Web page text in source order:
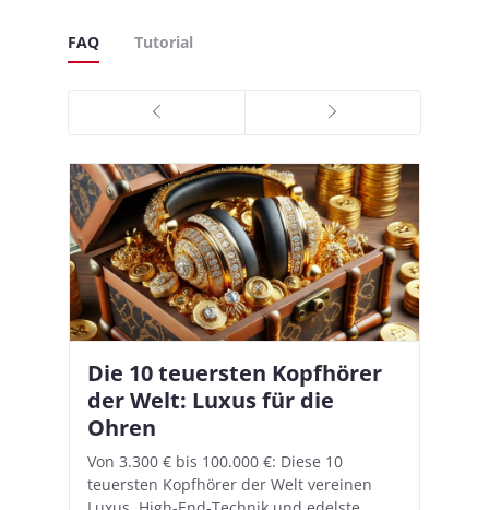
FAQ Tutorial
Die 10 teuersten Kopfhörer
der Welt: Luxus für die
Ohren
Von 3.300 € bis 100.000 €: Diese 10
teuersten Kopfhörer der Welt vereinen
Apple AirPods Pro 2 und iOS
18.1: So richtet ihr das neue
Hörgeräte-Feature ein
Mit iOS 18.1 und den AirPods Pro 2
verwandelt Apple seine In-Ear-Kopfhörer